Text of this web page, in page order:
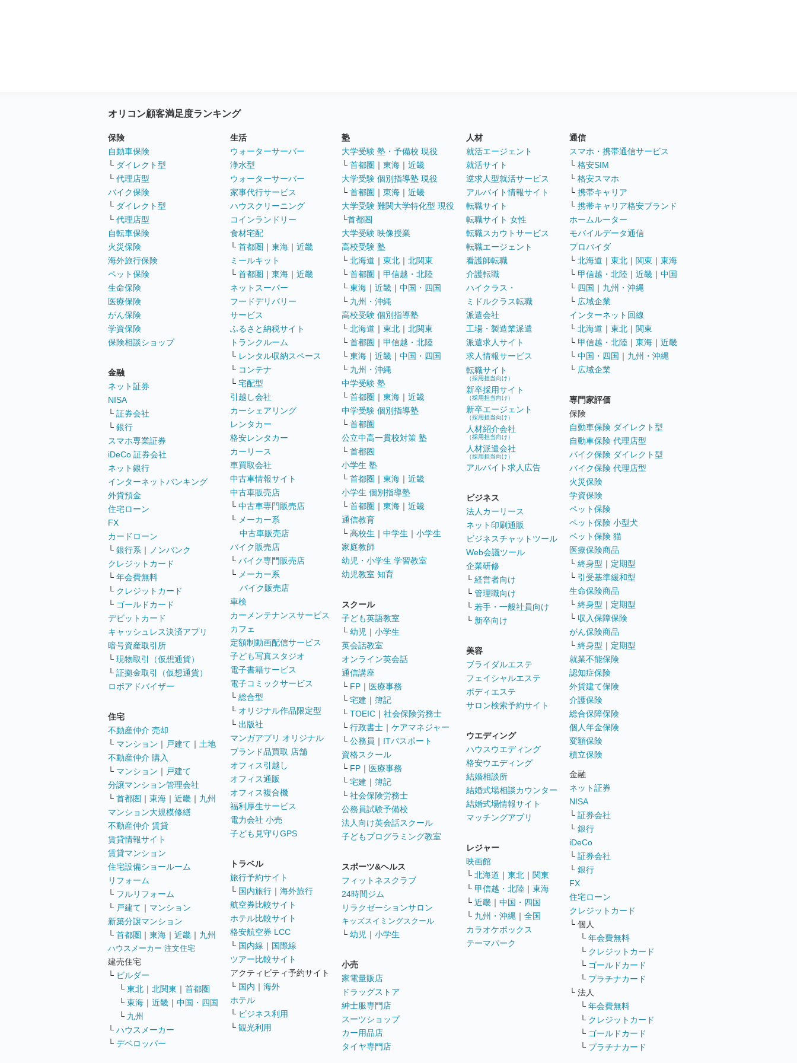
オリコン顧客満足度ランキング
保険
自動車保険
└ ダイレクト型
└ 代理店型
バイク保険
└ ダイレクト型
└ 代理店型
自転車保険
火災保険
海外旅行保険
ペット保険
生命保険
医療保険
がん保険
学資保険
保険相談ショップ
金融
ネット証券
NISA
└ 証券会社
└ 銀行
スマホ専業証券
iDeCo 証券会社
ネット銀行
インターネットバンキング
外貨預金
住宅ローン
FX
カードローン
└ 銀行系 ｜
ノンバンク
クレジットカード
└ 年会費無料
└ クレジットカード
└ ゴールドカード
デビットカード
キャッシュレス決済アプリ
暗号資産取引所
└ 現物取引（仮想通貨）
└ 証拠金取引（仮想通貨）
ロボアドバイザー
住宅
不動産仲介 売却
└ マンション ｜ 戸建て ｜ 土地
不動産仲介 購入
└ マンション ｜ 戸建て
分譲マンション管理会社
└ 首都圏 ｜ 東海 ｜ 近畿 ｜ 九州
マンション大規模修繕
不動産仲介 賃貸
賃貸情報サイト
賃貸マンション
住宅設備ショールーム
リフォーム
└ フルリフォーム
└ 戸建て ｜ マンション
新築分譲マンション
└ 首都圏 ｜ 東海 ｜ 近畿 ｜ 九州
ハウスメーカー 注文住宅
建売住宅
└ ビルダー
└ 東北 ｜ 北関東 ｜ 首都圏
└ 東海 ｜ 近畿 ｜ 中国・四国
└ 九州
└ ハウスメーカー
└ デベロッパー
生活
ウォーターサーバー
浄水型
ウォーターサーバー
家事代行サービス
ハウスクリーニング
コインランドリー
食材宅配
└ 首都圏 ｜ 東海 ｜ 近畿
ミールキット
└ 首都圏 ｜ 東海 ｜ 近畿
ネットスーパー
フードデリバリー
サービス
ふるさと納税サイト
トランクルーム
└ レンタル収納スペース
└ コンテナ
└ 宅配型
引越し会社
カーシェアリング
レンタカー
格安レンタカー
カーリース
車買取会社
中古車情報サイト
中古車販売店
└ 中古車専門販売店
└ メーカー系
中古車販売店
バイク販売店
└ バイク専門販売店
└ メーカー系
バイク販売店
車検
カーメンテナンスサービス
カフェ
定額制動画配信サービス
子ども写真スタジオ
電子書籍サービス
電子コミックサービス
└ 総合型
└ オリジナル作品限定型
└ 出版社
マンガアプリ オリジナル
ブランド品買取 店舗
オフィス引越し
オフィス通販
オフィス複合機
福利厚生サービス
電力会社 小売
子ども見守りGPS
トラベル
旅行予約サイト
└ 国内旅行 ｜ 海外旅行
航空券比較サイト
ホテル比較サイト
格安航空券 LCC
└ 国内線 ｜ 国際線
ツアー比較サイト
アクティビティ予約サイト
└ 国内 ｜ 海外
ホテル
└ ビジネス利用
└ 観光利用
塾
大学受験 塾・予備校 現役
└ 首都圏 ｜ 東海 ｜ 近畿
大学受験 個別指導塾 現役
└ 首都圏 ｜ 東海 ｜ 近畿
大学受験 難関大学特化型 現役
└首都圏
大学受験 映像授業
高校受験 塾
└ 北海道 ｜ 東北 ｜ 北関東
└ 首都圏 ｜ 甲信越・北陸
└ 東海 ｜ 近畿 ｜ 中国・四国
└ 九州・沖縄
高校受験 個別指導塾
└ 北海道 ｜ 東北 ｜ 北関東
└ 首都圏 ｜ 甲信越・北陸
└ 東海 ｜ 近畿 ｜ 中国・四国
└ 九州・沖縄
中学受験 塾
└ 首都圏 ｜ 東海 ｜ 近畿
中学受験 個別指導塾
└ 首都圏
公立中高一貫校対策 塾
└ 首都圏
小学生 塾
└ 首都圏 ｜ 東海 ｜ 近畿
小学生 個別指導塾
└ 首都圏 ｜ 東海 ｜ 近畿
通信教育
└ 高校生 ｜ 中学生 ｜ 小学生
家庭教師
幼児・小学生 学習教室
幼児教室 知育
スクール
子ども英語教室
└ 幼児 ｜ 小学生
英会話教室
オンライン英会話
通信講座
└ FP ｜ 医療事務
└ 宅建 ｜ 簿記
└ TOEIC ｜ 社会保険労務士
└ 行政書士 ｜ ケアマネジャー
└ 公務員 ｜ ITパスポート
資格スクール
└ FP ｜ 医療事務
└ 宅建 ｜ 簿記
└ 社会保険労務士
公務員試験予備校
法人向け英会話スクール
子どもプログラミング教室
スポーツ&ヘルス
フィットネスクラブ
24時間ジム
リラクゼーションサロン
キッズスイミングスクール
└ 幼児 ｜ 小学生
小売
家電量販店
ドラッグストア
紳士服専門店
スーツショップ
カー用品店
タイヤ専門店
人材
就活エージェント
就活サイト
逆求人型就活サービス
アルバイト情報サイト
転職サイト
転職サイト 女性
転職スカウトサービス
転職エージェント
看護師転職
介護転職
ハイクラス・
ミドルクラス転職
派遣会社
工場・製造業派遣
派遣求人サイト
求人情報サービス
転職サイト
（採用担当向け）
新卒採用サイト
（採用担当向け）
新卒エージェント
（採用担当向け）
人材紹介会社
（採用担当向け）
人材派遣会社
（採用担当向け）
アルバイト求人広告
ビジネス
法人カーリース
ネット印刷通販
ビジネスチャットツール
Web会議ツール
企業研修
└ 経営者向け
└ 管理職向け
└ 若手・一般社員向け
└ 新卒向け
美容
ブライダルエステ
フェイシャルエステ
ボディエステ
サロン検索予約サイト
ウエディング
ハウスウエディング
格安ウエディング
結婚相談所
結婚式場相談カウンター
結婚式場情報サイト
マッチングアプリ
レジャー
映画館
└ 北海道 ｜ 東北 ｜ 関東
└ 甲信越・北陸 ｜ 東海
└ 近畿 ｜ 中国・四国
└ 九州・沖縄 ｜ 全国
カラオケボックス
テーマパーク
通信
スマホ・携帯通信サービス
└ 格安SIM
└ 格安スマホ
└ 携帯キャリア
└ 携帯キャリア格安ブランド
ホームルーター
モバイルデータ通信
プロバイダ
└ 北海道 ｜ 東北 ｜ 関東 ｜ 東海
└ 甲信越・北陸 ｜ 近畿 ｜ 中国
└ 四国 ｜ 九州・沖縄
└ 広域企業
インターネット回線
└ 北海道 ｜ 東北 ｜ 関東
└ 甲信越・北陸 ｜ 東海 ｜ 近畿
└ 中国・四国 ｜ 九州・沖縄
└ 広域企業
専門家評価
保険
自動車保険 ダイレクト型
自動車保険 代理店型
バイク保険 ダイレクト型
バイク保険 代理店型
火災保険
学資保険
ペット保険
ペット保険 小型犬
ペット保険 猫
医療保険商品
└ 終身型 ｜ 定期型
└ 引受基準緩和型
生命保険商品
└ 終身型 ｜ 定期型
└ 収入保障保険
がん保険商品
└ 終身型 ｜ 定期型
就業不能保険
認知症保険
外貨建て保険
介護保険
総合保障保険
個人年金保険
変額保険
積立保険
金融
ネット証券
NISA
└ 証券会社
└ 銀行
iDeCo
└ 証券会社
└ 銀行
FX
住宅ローン
クレジットカード
└ 個人
└ 年会費無料
└ クレジットカード
└ ゴールドカード
└ プラチナカード
└ 法人
└ 年会費無料
└ クレジットカード
└ ゴールドカード
└ プラチナカード